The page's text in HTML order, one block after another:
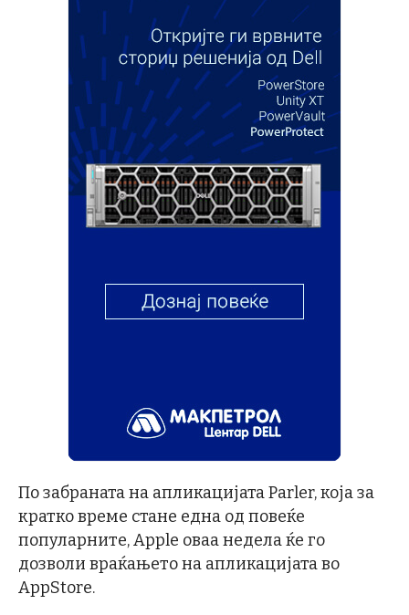
По забраната на апликацијата Parler, која за
кратко време стане една од повеќе
популарните, Apple оваа недела ќе го
дозволи враќањето на апликацијата во
AppStore.